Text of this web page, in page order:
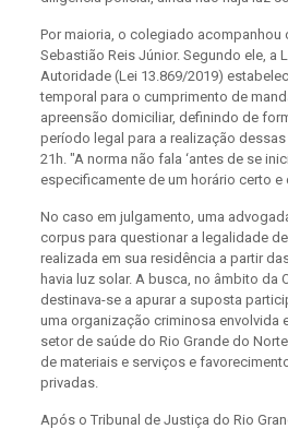
Por maioria, o colegiado acompanhou
Sebastião Reis Júnior. Segundo ele, a
Autoridade (Lei 13.869/2019)
temporal para o cumprimento de
apreensão domiciliar, definindo de
período legal para a realização
21h. "A norma não fala ‘antes de se
especificamente de um horário certo
No caso em julgamento, uma
corpus para questionar a legalidade
realizada em sua residência a partir
havia luz solar. A busca, no âmbito da
destinava-se a apurar a suposta
uma organização criminosa envolvida
setor de saúde do Rio Grande do
de materiais e serviços e
privadas.
Após o Tribunal de Justiça do Rio